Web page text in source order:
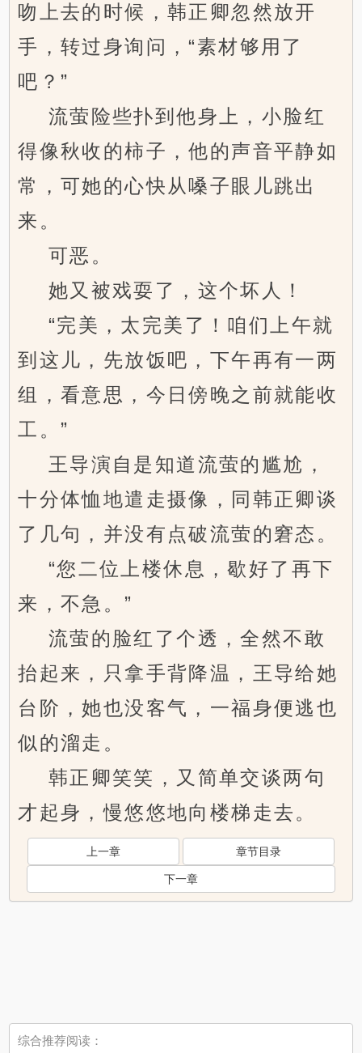
吻上去的时候，韩正卿忽然放开
手，转过身询问，“素材够用了
吧？”
流萤险些扑到他身上，小脸红
得像秋收的柿子，他的声音平静如
常，可她的心快从嗓子眼儿跳出
来。
可恶。
她又被戏耍了，这个坏人！
“完美，太完美了！咱们上午就
到这儿，先放饭吧，下午再有一两
组，看意思，今日傍晚之前就能收
工。”
王导演自是知道流萤的尴尬，
十分体恤地遣走摄像，同韩正卿谈
了几句，并没有点破流萤的窘态。
“您二位上楼休息，歇好了再下
来，不急。”
流萤的脸红了个透，全然不敢
抬起来，只拿手背降温，王导给她
台阶，她也没客气，一福身便逃也
似的溜走。
韩正卿笑笑，又简单交谈两句
才起身，慢悠悠地向楼梯走去。
上一章 章节目录
下一章
综合推荐阅读：